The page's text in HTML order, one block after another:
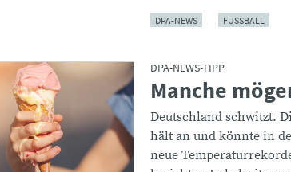
DPA-NEWS FUSSBALL
DPA-NEWS-TIPP
:Manche
Deutschland schwitzt.
hält an und könnte in
neue